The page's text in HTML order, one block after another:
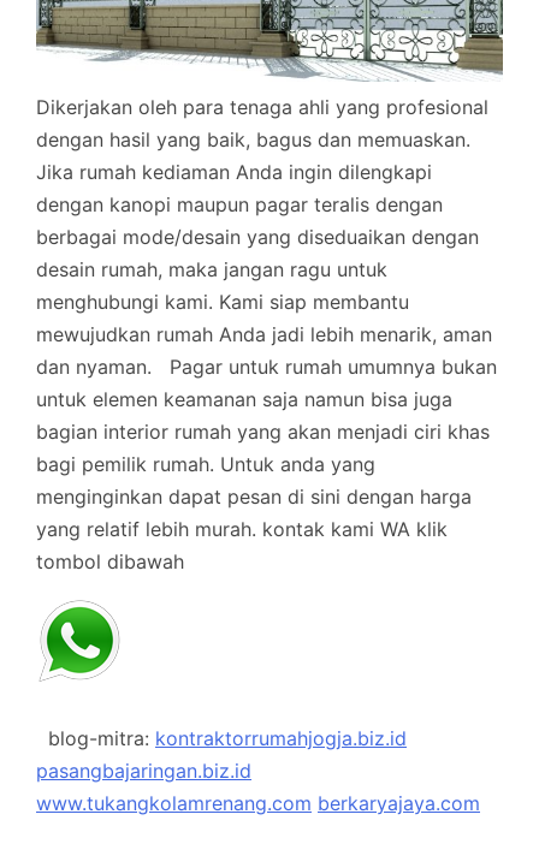
Dikerjakan oleh para tenaga ahli yang profesional
dengan hasil yang baik, bagus dan memuaskan.
Jika rumah kediaman Anda ingin dilengkapi
dengan kanopi maupun pagar teralis dengan
berbagai mode/desain yang diseduaikan dengan
desain rumah, maka jangan ragu untuk
menghubungi kami. Kami siap membantu
mewujudkan rumah Anda jadi lebih menarik, aman
dan nyaman.
Pagar untuk rumah umumnya bukan
untuk elemen keamanan saja namun bisa juga
bagian interior rumah yang akan menjadi ciri khas
bagi pemilik rumah. Untuk anda yang
menginginkan dapat pesan di sini dengan harga
yang relatif lebih murah. kontak kami WA klik
tombol dibawah
blog-mitra: kontraktorrumahjogja.biz.id
pasangbajaringan.biz.id
www.tukangkolamrenang.com berkaryajaya.com